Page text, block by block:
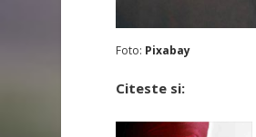
Foto: Pixabay
Citeste si: